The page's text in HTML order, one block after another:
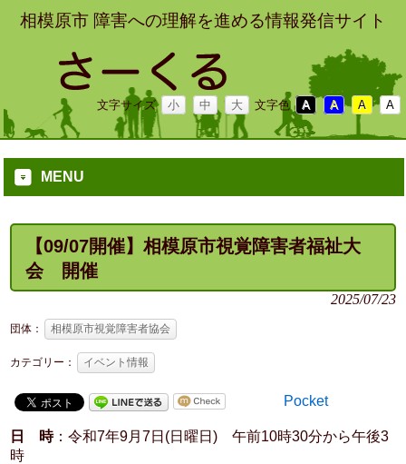
相模原市 障害への理解を進める情報発信サイト
文字サイズ 小 中 大 文字色 A A A A
MENU
【09/07開催】相模原市視覚障害者福祉大
会 開催
2025/07/23
団体： 相模原市視覚障害者協会
カテゴリー： イベント情報
Pocket
日 時：令和7年9月7日(日曜日) 午前10時30分から午後3
時